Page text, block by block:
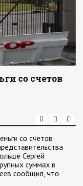
со счетов
со счетов
Сергей
суммах в
сообщил, что